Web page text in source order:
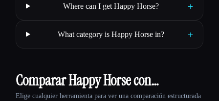
Where can I get Happy Horse? +
What category is Happy Horse in? +
Comparar Happy Horse con…
Elige cualquier herramienta para ver una comparación estructurada